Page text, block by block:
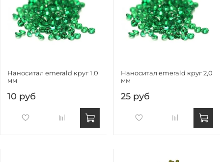
Наноситал emerald круг 1,0
мм
10 руб
Наноситал emerald круг 2,0
мм
25 руб